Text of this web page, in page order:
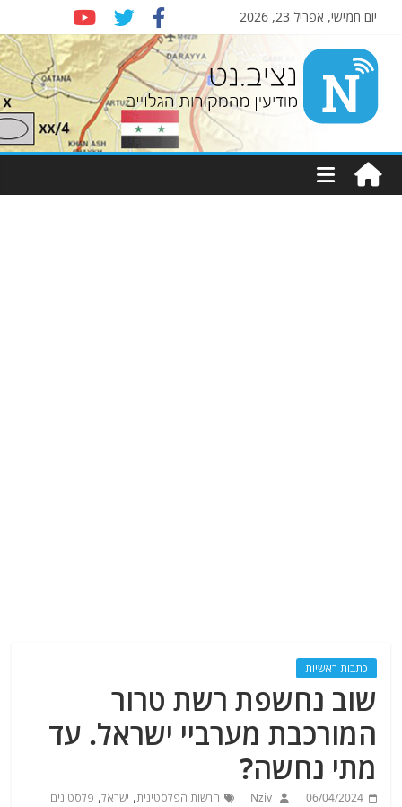
יום חמישי, אפריל 23, 2026
Nziv.net
מודיעין
מהמקורות
כתבות ראשיות
שוב נחשפת רשת טרור
המורכבת מערביי ישראל. עד
מתי נחשה?
06/04/2024
Nziv הרשות הפלסטינית, ישראל, פלסטינים